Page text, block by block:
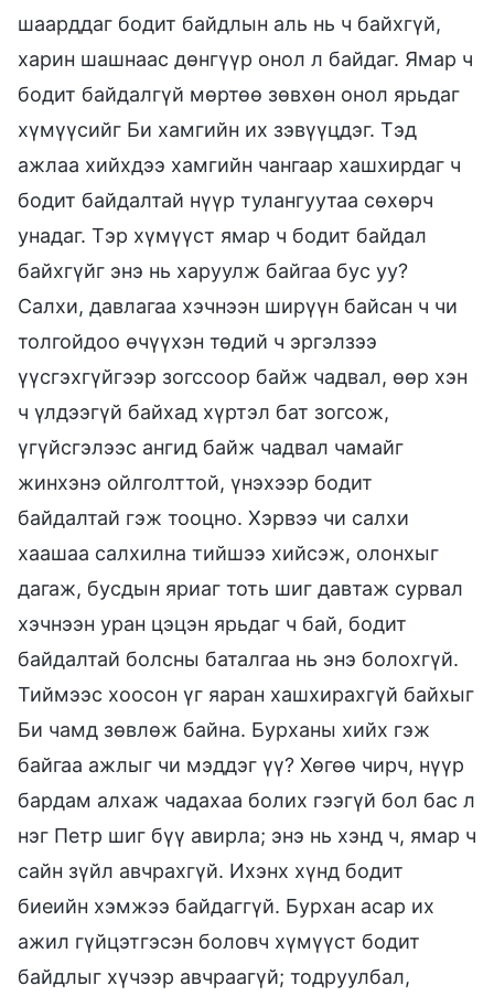
шаарддаг бодит байдлын аль нь ч байхгүй,
харин шашнаас дөнгүүр онол л байдаг. Ямар ч
бодит байдалгүй мөртөө зөвхөн онол ярьдаг
хүмүүсийг Би хамгийн их зэвүүцдэг. Тэд
ажлаа хийхдээ хамгийн чангаар хашхирдаг ч
бодит байдалтай нүүр тулангуутаа сөхөрч
унадаг. Тэр хүмүүст ямар ч бодит байдал
байхгүйг энэ нь харуулж байгаа бус уу?
Салхи, давлагаа хэчнээн ширүүн байсан ч чи
толгойдоо өчүүхэн төдий ч эргэлзээ
үүсгэхгүйгээр зогссоор байж чадвал, өөр хэн
ч үлдээгүй байхад хүртэл бат зогсож,
үгүйсгэлээс ангид байж чадвал чамайг
жинхэнэ ойлголттой, үнэхээр бодит
байдалтай гэж тооцно. Хэрвээ чи салхи
хаашаа салхилна тийшээ хийсэж, олонхыг
дагаж, бусдын яриаг тоть шиг давтаж сурвал
хэчнээн уран цэцэн ярьдаг ч бай, бодит
байдалтай болсны баталгаа нь энэ болохгүй.
Тиймээс хоосон үг яаран хашхирахгүй байхыг
Би чамд зөвлөж байна. Бурханы хийх гэж
байгаа ажлыг чи мэддэг үү? Хөгөө чирч, нүүр
бардам алхаж чадахаа болих гээгүй бол бас л
нэг Петр шиг бүү авирла; энэ нь хэнд ч, ямар ч
сайн зүйл авчрахгүй. Ихэнх хүнд бодит
биеийн хэмжээ байдаггүй. Бурхан асар их
ажил гүйцэтгэсэн боловч хүмүүст бодит
байдлыг хүчээр авчраагүй; тодруулбал,